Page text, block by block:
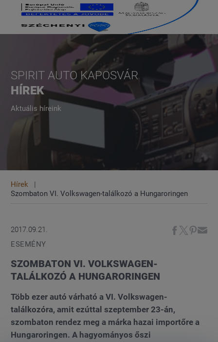
SPIRIT AUTO KAPOSVÁR
HÍREK
Aktuális híreink
Hírek
Szombaton VI. Volkswagen-találkozó a Hungaroringen
2017.09.21.
ESEMÉNY
SZOMBATON VI. VOLKSWAGEN-
TALÁLKOZÓ A HUNGARORINGEN
Több ezer autó várható a VI. Volkswagen-
találkozóra, amit ezúttal szeptember 23-án,
szombaton rendez meg a márka hazai importőre a
Hungaroringen. A hagyományos őszi